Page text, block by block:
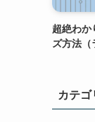
超絶わか
ズ方法（
カテゴ